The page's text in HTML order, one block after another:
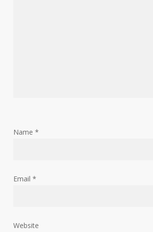
Name *
Email *
Website